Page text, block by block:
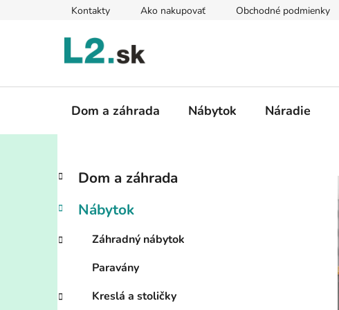
Kontakty Ako nakupovať Obchodné podmienky
Dom a záhrada Nábytok Náradie
B
č
ý
n
Preskočiť
kategórie
K
a
e
ó
e
Dom a záhrada
Nábytok
Záhradný nábytok
Paravány
Kreslá a stoličky